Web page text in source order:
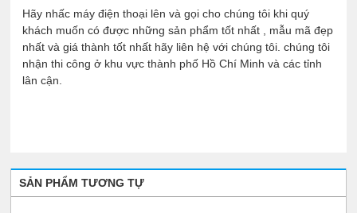
Hãy nhấc máy điện thoại lên và gọi cho chúng tôi khi quý
khách muốn có được những sản phẩm tốt nhất , mẫu mã đẹp
nhất và giá thành tốt nhất hãy liên hệ với chúng tôi. chúng tôi
nhận thi công ở khu vực thành phố Hồ Chí Minh và các tỉnh
lân cận.
SẢN PHẨM TƯƠNG TỰ